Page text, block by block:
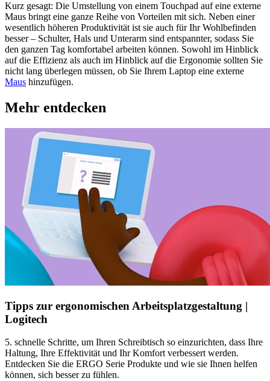
Kurz gesagt: Die Umstellung von einem Touchpad auf eine externe
Maus bringt eine ganze Reihe von Vorteilen mit sich. Neben einer
wesentlich höheren Produktivität ist sie auch für Ihr Wohlbefinden
besser – Schulter, Hals und Unterarm sind entspannter, sodass Sie
den ganzen Tag komfortabel arbeiten können. Sowohl im Hinblick
auf die Effizienz als auch im Hinblick auf die Ergonomie sollten Sie
nicht lang überlegen müssen, ob Sie Ihrem Laptop eine externe
Maus hinzufügen.
Mehr entdecken
Tipps zur ergonomischen Arbeitsplatzgestaltung |
Logitech
5. schnelle Schritte, um Ihren Schreibtisch so einzurichten, dass Ihre
Haltung, Ihre Effektivität und Ihr Komfort verbessert werden.
Entdecken Sie die ERGO Serie Produkte und wie sie Ihnen helfen
können, sich besser zu fühlen.